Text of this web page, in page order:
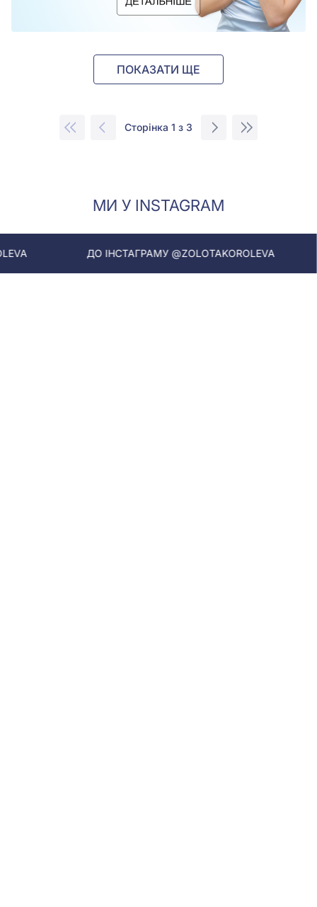
ПОКАЗАТИ ЩЕ
Сторінка 1 з 3
МИ У INSTAGRAM
ДО ІНСТАГРАМУ @ZOLOTAKOROLEVA ДО